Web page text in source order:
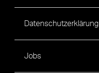
Datenschutzerklärung
Jobs